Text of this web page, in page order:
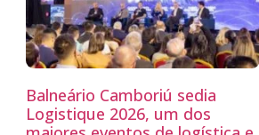
Balneário Camboriú sedia
Logistique 2026, um dos